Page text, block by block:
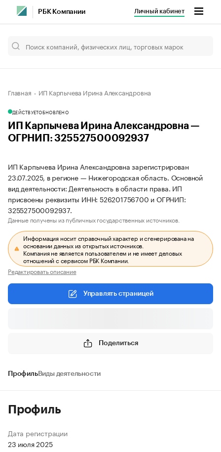
РБК Компании Личный кабинет
Главная ИП Карпычева Ирина Александровна
ДЕЙСТВУЕТОБНОВЛЕНО
ИП Карпычева Ирина Александровна —
ОГРНИП: 325527500092937
ИП Карпычева Ирина Александровна зарегистрирован
23.07.2025, в регионе — Нижегородская область. Основной
вид деятельности: Деятельность в области права. ИП
присвоены реквизиты ИНН: 526201756700 и ОГРНИП:
325527500092937.
Данные получены из публичных государственных источников.
Информация носит справочный характер и сгенерирована на
основании данных из открытых источников.
Компания не является пользователем и не имеет деловых
отношений с сервисом РБК Компании.
Редактировать описание
Управлять страницей
Поделиться
ПрофильВиды деятельности
Профиль
Дата регистрации
23 июля 2025